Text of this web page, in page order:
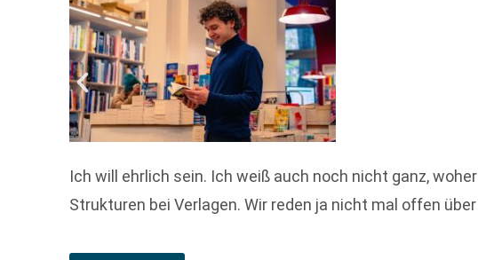
Ich will ehrlich sein. Ich weiß auch noch nicht ganz,
Strukturen bei Verlagen. Wir reden ja nicht mal offen